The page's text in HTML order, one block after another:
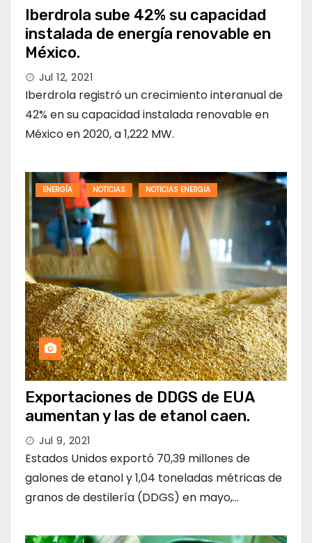
Iberdrola sube 42% su capacidad
instalada de energía renovable en
México.
Jul 12, 2021
Iberdrola registró un crecimiento interanual de
42% en su capacidad instalada renovable en
México en 2020, a 1,222 MW.
ENERGÍA NOTICIAS NOTICIAS ENERGIA
Exportaciones de DDGS de EUA
aumentan y las de etanol caen.
Jul 9, 2021
Estados Unidos exportó 70,39 millones de
galones de etanol y 1,04 toneladas métricas de
granos de destilería (DDGS) en mayo,…